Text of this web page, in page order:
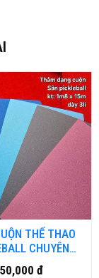
THỂ THAO
CHUYÊN
PTN-TT.HNM
đ